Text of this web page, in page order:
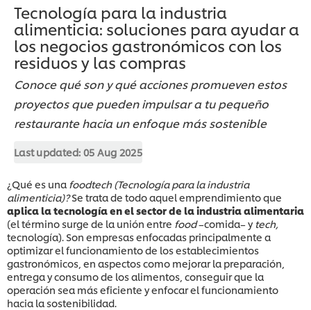
Tecnología para la industria
alimenticia: soluciones para ayudar a
los negocios gastronómicos con los
residuos y las compras
Conoce qué son y qué acciones promueven estos
proyectos que pueden impulsar a tu pequeño
restaurante hacia un enfoque más sostenible
Last updated: 05 Aug 2025
¿Qué es una foodtech (Tecnología para la industria
alimenticia)?Se trata de todo aquel emprendimiento que
aplica latecnología en el sector de la industria alimentaria
(el término surge de la unión entre food–comida– y tech,
tecnología). Son empresas enfocadas principalmente a
optimizar el funcionamiento de los establecimientos
gastronómicos, en aspectos como mejorar la preparación,
entrega y consumo de los alimentos, conseguir que la
operación sea más eficiente y enfocar el funcionamiento
hacia la sostenibilidad.